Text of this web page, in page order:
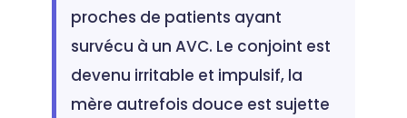
proches de patients ayant
survécu à un AVC. Le conjoint est
devenu irritable et impulsif, la
mère autrefois douce est sujette